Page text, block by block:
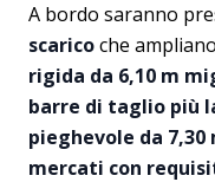
A bordo saranno
scaricoche
rigida da 6,10 m
barre di taglio più
pieghevole da
mercati con